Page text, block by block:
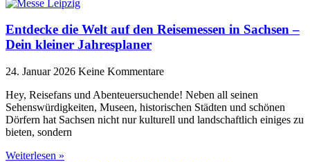
Entdecke die Welt auf den Reisemessen in Sachsen –
Dein kleiner Jahresplaner
24. Januar 2026 Keine Kommentare
Hey, Reisefans und Abenteuersuchende! Neben all seinen
Sehenswürdigkeiten, Museen, historischen Städten und schönen
Dörfern hat Sachsen nicht nur kulturell und landschaftlich einiges zu
bieten, sondern
Weiterlesen »